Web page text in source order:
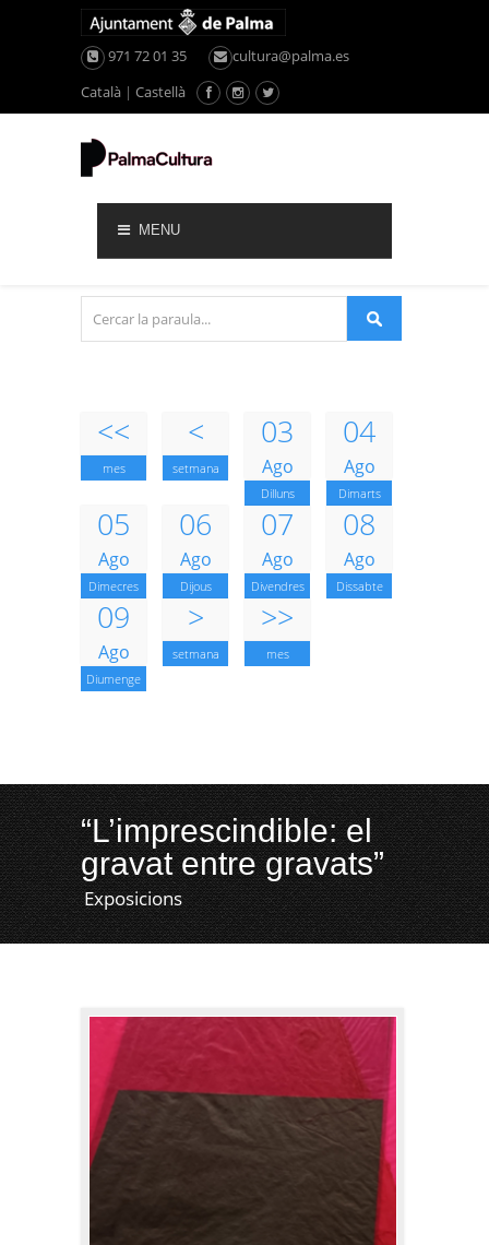
971 72 01 35
cultura@palma.es
Català | Castellà
MENU
<<
mes
<
setmana
03
Ago
Dilluns
04
Ago
Dimarts
05
Ago
Dimecres
06
Ago
Dijous
07
Ago
Divendres
08
Ago
Dissabte
09
Ago
Diumenge
>
setmana
>>
mes
“L’imprescindible: el
gravat entre gravats”
Exposicions